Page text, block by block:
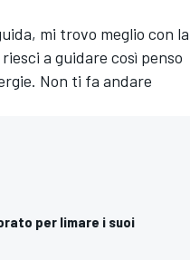
mi trovo meglio con la
a guidare così penso
Non ti fa andare
per limare i suoi